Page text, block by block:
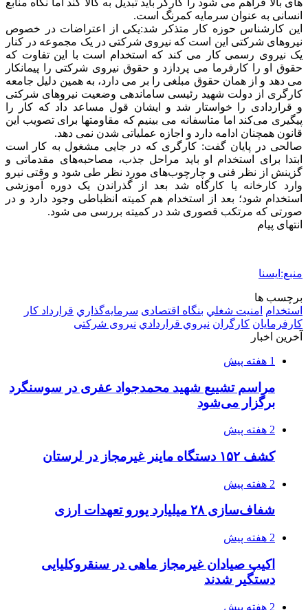
1 هفته پیش
مراسم تشییع شهید محمدجواد عفری در سوسنگرد
برگزار می‌شود
2 هفته پیش
کشف ۱۵۲ دستگاه ماینر غیرمجاز در لرستان
2 هفته پیش
شفاف‌سازی ۲۸ میلیارد یورو تعهدات ارزی
2 هفته پیش
اکیپ صیادان غیرمجاز ماهی در سنقروکلیایی
دستگیر شدند
ماجرای پیشگویی صریح پیامبر(ع) درباره شهادت
عمار یاسر و عاقبت قاتلان او
2 هفته پیش
2 هفته پیش
صفحه اول روزنامه‌های کرمانشاه چهارشنبه سی و
در سیستان و بلوچستان
3 هفته پیش
زلزله ۵.۷ ریشتری بار دیگر حوالی کوزران
کرمانشاه را لرزاند